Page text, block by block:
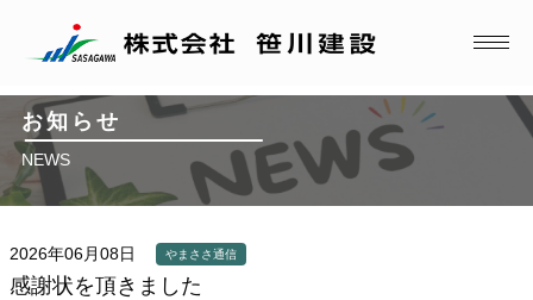
お知らせ
NEWS
2026年06月08日 やまささ通信
感謝状を頂きました